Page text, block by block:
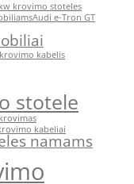
krovimo stoteles
Audi e-Tron GT
kabelis
stotele
kabeliai
namams